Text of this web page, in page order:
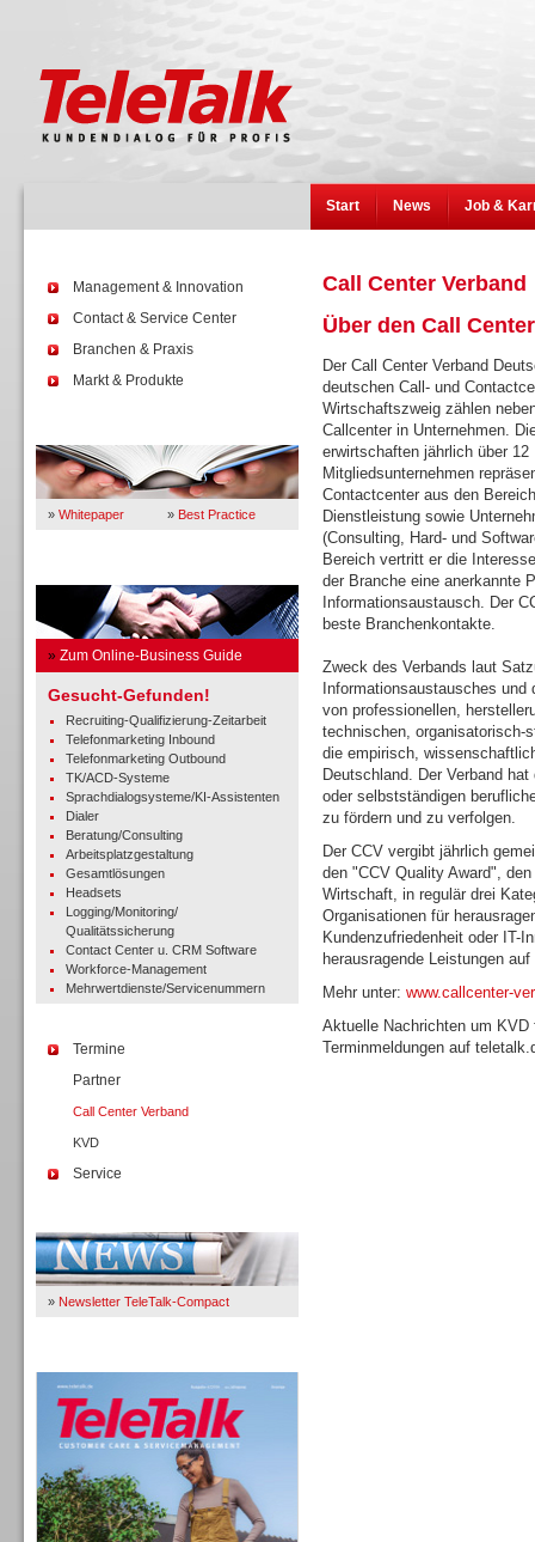
Start News Job &
Management & Innovation
Contact & Service Center
Branchen & Praxis
Markt & Produkte
» Whitepaper » Best Practice
» Zum Online-Business Guide
Gesucht-Gefunden!
Recruiting-Qualifizierung-Zeitarbeit
Telefonmarketing Inbound
Telefonmarketing Outbound
TK/ACD-Systeme
Sprachdialogsysteme/KI-Assistenten
Dialer
Beratung/Consulting
Arbeitsplatzgestaltung
Gesamtlösungen
Headsets
Logging/Monitoring/
Qualitätssicherung
Contact Center u. CRM Software
Workforce-Management
Mehrwertdienste/Servicenummern
Termine
Partner
Call Center Verband
KVD
Service
» Newsletter TeleTalk-Compact
Call Center Verband
Über den Call
Der Call Center Verband
deutschen Call- und
Wirtschaftszweig zählen
Callcenter in Unternehmen.
erwirtschaften jährlich über
Mitgliedsunternehmen
Contactcenter aus den
Dienstleistung sowie
(Consulting, Hard- und
Bereich vertritt er die
der Branche eine anerkannte
Informationsaustausch. Der
beste Branchenkontakte.
Zweck des Verbands laut
Informationsaustausches
von professionellen,
technischen, organisatorisch-
die empirisch,
Deutschland. Der Verband
oder selbstständigen
zu fördern und zu verfolgen.
Der CCV vergibt jährlich
den "CCV Quality Award",
Wirtschaft, in regulär drei
Organisationen für
Kundenzufriedenheit oder IT-
herausragende Leistungen
Mehr unter: www.callcenter-
Aktuelle Nachrichten um
Terminmeldungen auf